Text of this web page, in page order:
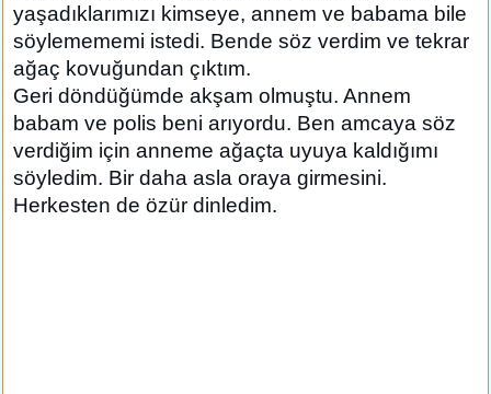
yaşadıklarımızı kimseye, annem ve babama bile
söylemememi istedi. Bende söz verdim ve tekrar
ağaç kovuğundan çıktım.
Geri döndüğümde akşam olmuştu. Annem
babam ve polis beni arıyordu. Ben amcaya söz
verdiğim için anneme ağaçta uyuya kaldığımı
söyledim. Bir daha asla oraya girmesini.
Herkesten de özür dinledim.